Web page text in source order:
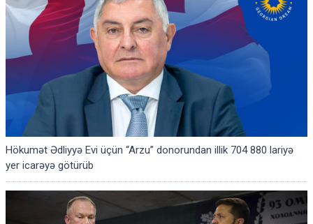
Hökumət Ədliyyə Evi üçün “Arzu” donorundan illik 704 880 lariyə
yer icarəyə götürüb